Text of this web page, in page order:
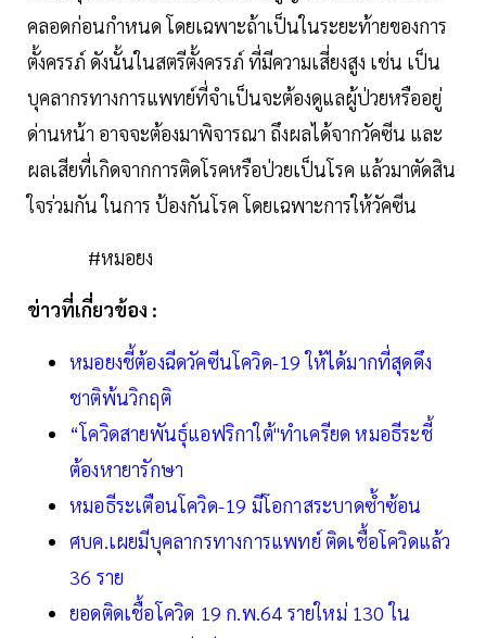
คลอดก่อนกำหนด โดยเฉพาะถ้าเป็นในระยะท้ายของการ
ตั้งครรภ์ ดังนั้นในสตรีตั้งครรภ์ ที่มีความเสี่ยงสูง เช่น เป็น
บุคลากรทางการแพทย์ที่จำเป็นจะต้องดูแลผู้ป่วยหรืออยู่
ด่านหน้า อาจจะต้องมาพิจารณา ถึงผลได้จากวัคซีน และ
ผลเสียที่เกิดจากการติดโรคหรือป่วยเป็นโรค แล้วมาตัดสิน
ใจร่วมกัน ในการ ป้องกันโรค โดยเฉพาะการให้วัคซีน
#หมอยง
ข่าวที่เกี่ยวข้อง :
หมอยงชี้ต้องฉีดวัคซีนโควิด-19 ให้ได้มากที่สุดดึง
ชาติพ้นวิกฤติ
“โควิดสายพันธุ์แอฟริกาใต้"ทำเครียด หมอธีระชี้
ต้องหายารักษา
หมอธีระเตือนโควิด-19 มีโอกาสระบาดซ้ำซ้อน
ศบค.เผยมีบุคลากรทางการแพทย์ ติดเชื้อโควิดแล้ว
36 ราย
ยอดติดเชื้อโควิด 19 ก.พ.64 รายใหม่ 130 ใน